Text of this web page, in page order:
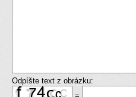
Odpíšte text z obrázku: